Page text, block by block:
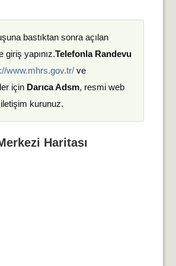
bastıktan sonra açılan
yapınız.Telefonla Randevu
www.mhrs.gov.tr/ve
için Darıca Adsm, resmi web
kurunuz.
Haritası